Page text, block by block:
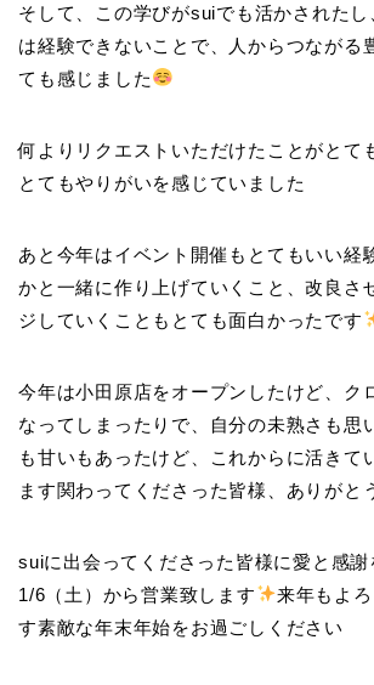
そして、この学びがsuiでも活かされた
は経験できないことで、人からつながる
ても感じました
何よりリクエストいただけたことがとて
とてもやりがいを感じていました
あと今年はイベント開催もとてもいい経
かと一緒に作り上げていくこと、改良さ
ジしていくこともとても面白かったです
今年は小田原店をオープンしたけど、ク
なってしまったりで、自分の未熟さも思
も甘いもあったけど、これからに活きて
ます関わってくださった皆様、ありがと
suiに出会ってくださった皆様に愛と感謝
1/6（土）から営業致します
来年もよ
す素敵な年末年始をお過ごしください